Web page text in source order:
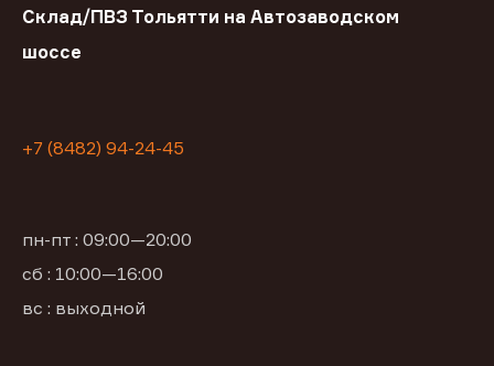
Склад/ПВЗ Тольятти на Автозаводском
шоссе
+7 (8482) 94-24-45
пн-пт : 09:00—20:00
сб : 10:00—16:00
вс : выходной